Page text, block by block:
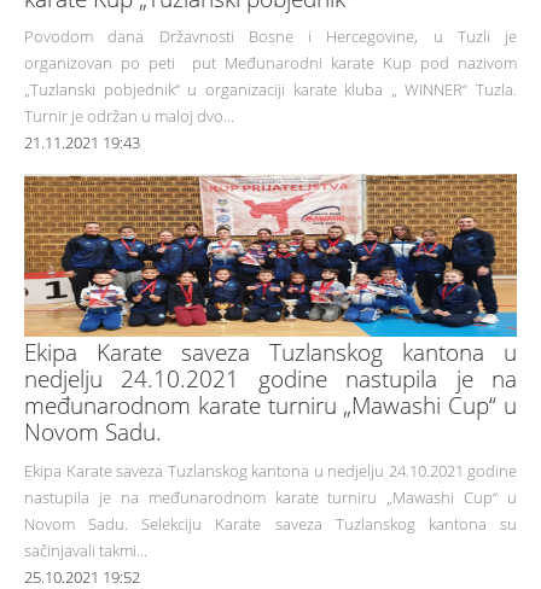
Povodom dana Državnosti Bosne i Hercegovine, u Tuzli je
organizovan po peti put Međunarodni karate Kup pod nazivom
„Tuzlanski pobjednik“ u organizaciji karate kluba „ WINNER“ Tuzla.
Turnir je održan u maloj dvo...
21.11.2021 19:43
Ekipa Karate saveza Tuzlanskog kantona u
nedjelju 24.10.2021 godine nastupila je na
međunarodnom karate turniru „Mawashi Cup“ u
Novom Sadu.
Ekipa Karate saveza Tuzlanskog kantona u nedjelju 24.10.2021 godine
nastupila je na međunarodnom karate turniru „Mawashi Cup“ u
Novom Sadu. Selekciju Karate saveza Tuzlanskog kantona su
sačinjavali takmi...
25.10.2021 19:52